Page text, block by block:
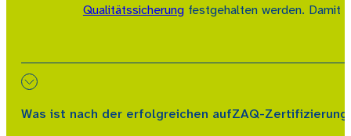
Qualitätssicherungfestgehalten werden. Damit
Was ist nach der erfolgreichen aufZAQ-Zertifizierung